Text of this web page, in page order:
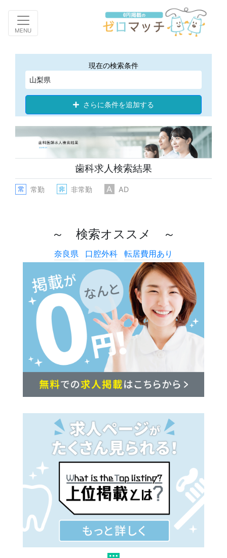
Toggle navigation
MENU
現在の検索条件
山梨県
さらに条件を追加する
歯科求人検索結果
常勤 非常勤 AD
～ 検索オススメ ～
奈良県 口腔外科 転居費用あり